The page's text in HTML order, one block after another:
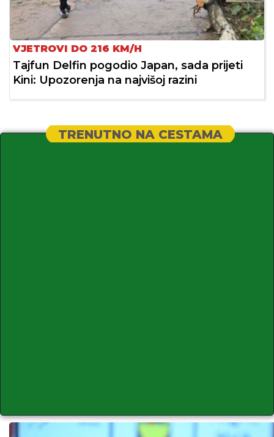
VJETROVI DO 216 KM/H
Tajfun Delfin pogodio Japan, sada prijeti
Kini: Upozorenja na najvišoj razini
TRENUTNO NA CESTAMA